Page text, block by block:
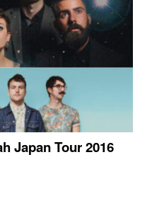
Japan Tour 2016